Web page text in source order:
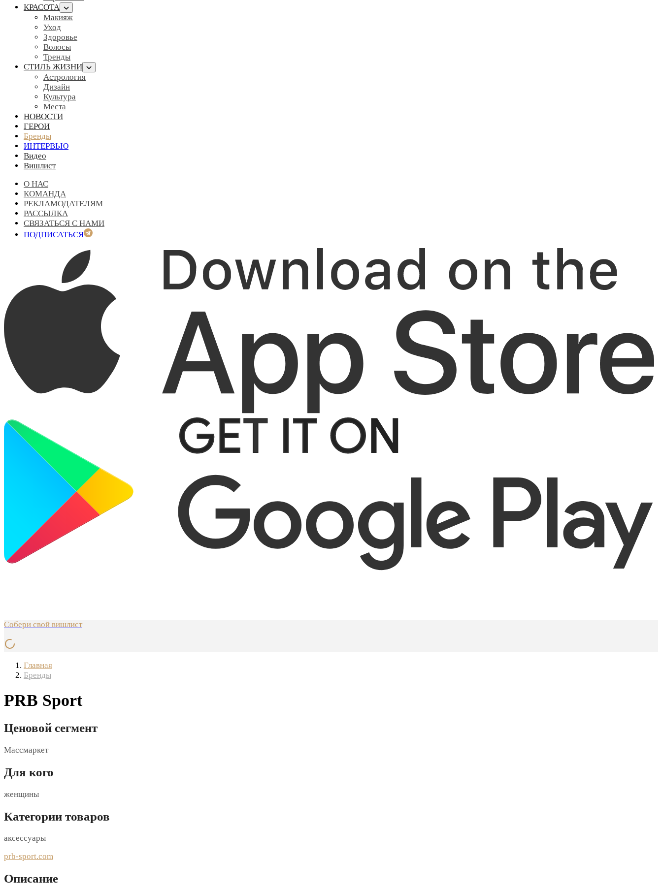
КРАСОТА
Макияж
Уход
Здоровье
Волосы
Тренды
СТИЛЬ ЖИЗНИ
Астрология
Дизайн
Культура
Места
НОВОСТИ
ГЕРОИ
Бренды
ИНТЕРВЬЮ
Видео
Вишлист
О НАС
КОМАНДА
РЕКЛАМОДАТЕЛЯМ
РАССЫЛКА
СВЯЗАТЬСЯ С НАМИ
ПОДПИСАТЬСЯ
Собери свой вишлист
Главная
Бренды
PRB Sport
Ценовой сегмент
Массмаркет
Для кого
женщины
Категории товаров
аксессуары
prb-sport.com
Описание